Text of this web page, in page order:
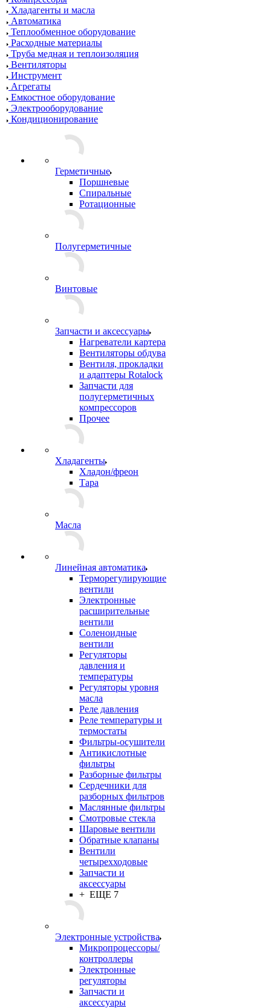
Хладагенты и масла
Автоматика
Теплообменное оборудование
Расходные материалы
Труба медная и теплоизоляция
Вентиляторы
Инструмент
Агрегаты
Емкостное оборудование
Электрооборудование
Кондиционирование
Герметичные
Поршневые
Спиральные
Ротационные
Полугерметичные
Винтовые
Запчасти и аксессуары
Нагреватели картера
Вентиляторы обдува
Вентиля, прокладки
и адаптеры Rotalock
Запчасти для
полугерметичных
компрессоров
Прочее
Хладагенты
Хладон/фреон
Тара
Масла
Линейная автоматика
Терморегулирующие
вентили
Электронные
расширительные
вентили
Соленоидные
вентили
Регуляторы
давления и
температуры
Регуляторы уровня
масла
Реле давления
Реле температуры и
термостаты
Фильтры-осушители
Антикислотные
фильтры
Разборные фильтры
Сердечники для
разборных фильтров
Маслянные фильтры
Смотровые стекла
Шаровые вентили
Обратные клапаны
Вентили
четырехходовые
Запчасти и
аксессуары
+ ЕЩЕ 7
Электронные устройства
Микропроцессоры/
контроллеры
Электронные
регуляторы
Запчасти и
аксессуары